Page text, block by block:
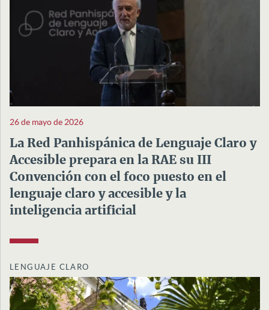
26 de mayo de 2026
La Red Panhispánica de Lenguaje Claro y
Accesible prepara en la RAE su III
Convención con el foco puesto en el
lenguaje claro y accesible y la
inteligencia artificial
LENGUAJE CLARO